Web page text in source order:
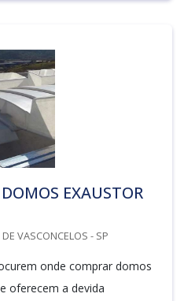
EXAUSTOR
VASCONCELOS - SP
onde comprar domos
oferecem a devida